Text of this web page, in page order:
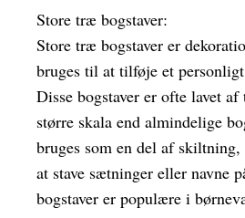
Store træ bogstaver:
Store træ bogstaver er
bruges til at tilføje et
Disse bogstaver er ofte lavet
større skala end almindelige
bruges som en del af
at stave sætninger eller navne
bogstaver er populære i